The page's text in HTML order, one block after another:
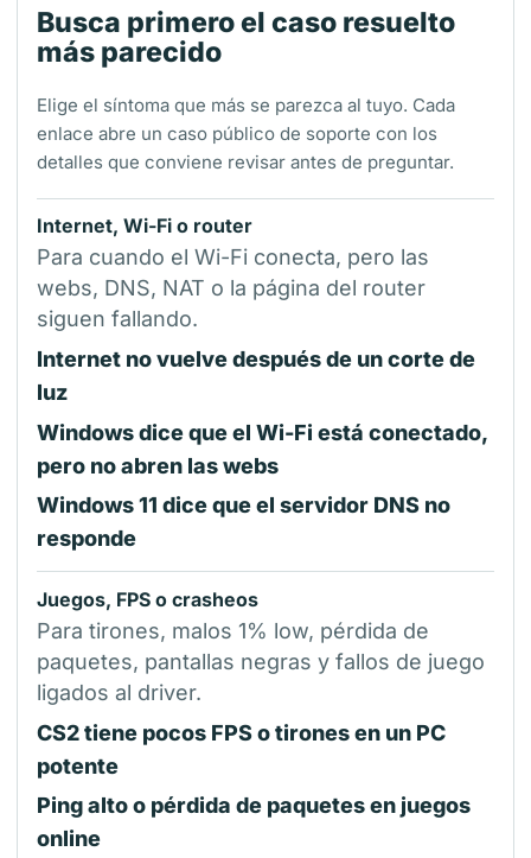
Busca primero el caso resuelto
más parecido
Elige el síntoma que más se parezca al tuyo. Cada
enlace abre un caso público de soporte con los
detalles que conviene revisar antes de preguntar.
Internet, Wi-Fi o router
Para cuando el Wi-Fi conecta, pero las
webs, DNS, NAT o la página del router
siguen fallando.
Internet no vuelve después de un corte de
luz
Windows dice que el Wi-Fi está conectado,
pero no abren las webs
Windows 11 dice que el servidor DNS no
responde
Juegos, FPS o crasheos
Para tirones, malos 1% low, pérdida de
paquetes, pantallas negras y fallos de juego
ligados al driver.
CS2 tiene pocos FPS o tirones en un PC
potente
Ping alto o pérdida de paquetes en juegos
online